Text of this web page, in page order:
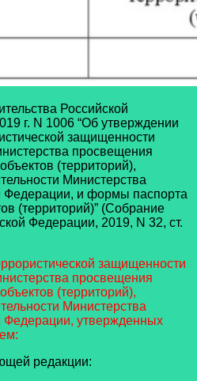
Российской
г. N 1006 “Об утверждении
защищенности
просвещения
(территорий),
Министерства
Федерации, и формы паспорта
(территорий)” (Собрание
Федерации, 2019, N 32, ст.
защищенности
просвещения
(территорий),
Министерства
Федерации, утвержденных
редакции: